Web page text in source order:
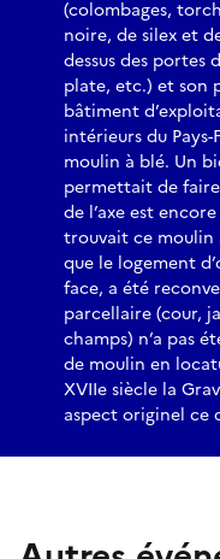
(colombages,
noire, de silex et
dessus des portes
plate, etc.) et son
bâtiment
intérieurs du
moulin à blé. Un
permettait de
de l’axe est
trouvait ce
que le logement
face, a été
parcellaire (cour,
champs) n’a pas
de moulin en
XVIIe siècle la
aspect originel ce